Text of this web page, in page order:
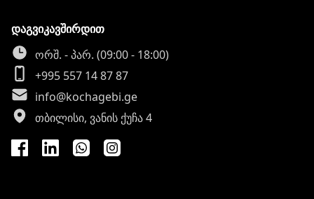
დაგვიკავშირდით
ორშ. - პარ. (09:00 - 18:00)
+995 557 14 87 87
info@kochagebi.ge
თბილისი, ვანის ქუჩა 4